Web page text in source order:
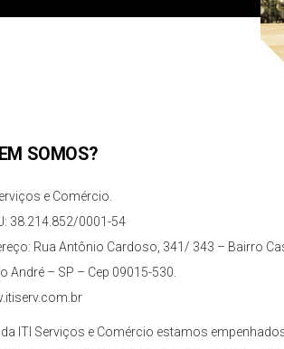
SOMOS?
e Comércio.
38.214.852/0001-54
Rua Antônio Cardoso, 341/ 343 – Bairro
André – SP – Cep 09015-530.
ITI Serviços e Comércio estamos